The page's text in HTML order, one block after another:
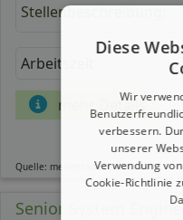
Stellenbeschreibung:
Arbeitszeit
mehr Details
Quelle: meinestadt.de
Senior System
Diese
Wir
verbessern.
unserer
Verwendung
Cookie-Richtlinie